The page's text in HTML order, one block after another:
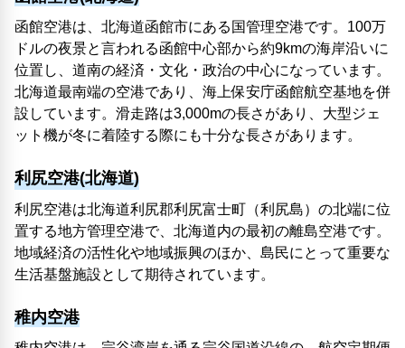
函館空港は、北海道函館市にある国管理空港です。100万
ドルの夜景と言われる函館中心部から約9kmの海岸沿いに
位置し、道南の経済・文化・政治の中心になっています。
北海道最南端の空港であり、海上保安庁函館航空基地を併
設しています。滑走路は3,000mの長さがあり、大型ジェ
ット機が冬に着陸する際にも十分な長さがあります。
利尻空港(北海道)
利尻空港は北海道利尻郡利尻富士町（利尻島）の北端に位
置する地方管理空港で、北海道内の最初の離島空港です。
地域経済の活性化や地域振興のほか、島民にとって重要な
生活基盤施設として期待されています。
稚内空港